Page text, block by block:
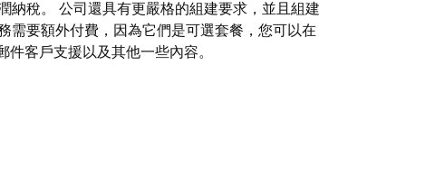
納稅。 公司還具有更嚴格的組建要求，並且組建
需要額外付費，因為它們是可選套餐，您可以在
客戶支援以及其他一些內容。